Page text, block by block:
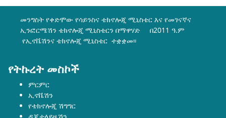
መንግስት የቀድሞው የሳይንስና ቴክኖሎጂ ሚኒስቴር እና የመገናኛና
ኢንፎርሜሽን ቴክኖሎጂ ሚኒስቴርን በማዋሃድ በ2011 ዓ.ም
የኢኖቬሽንና ቴክኖሎጂ ሚኒስቴር ተቋቋመ፡፡
የትኩረት መስኮች
ምርምር
ኢኖቬሽን
የቴክኖሎጂ ሽግግር